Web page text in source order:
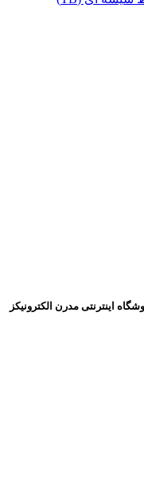
اینترنتی مدرن الکترونیکز